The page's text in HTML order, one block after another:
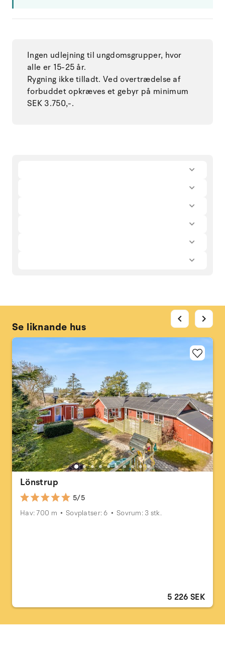
Ingen udlejning til ungdomsgrupper, hvor
alle er 15-25 år.
Rygning ikke tilladt. Ved overtrædelse af
forbuddet opkræves et gebyr på minimum
SEK 3.750,-.
Se liknande hus
Lönstrup
5/5
Hav: 700 m
Sovplatser: 6 Sovrum: 3 stk.
5 226 SEK
chevron_left chevron_right